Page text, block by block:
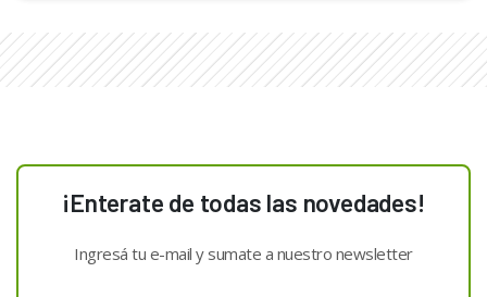
¡Enterate de todas las novedades!
Ingresá tu e-mail y sumate a nuestro newsletter